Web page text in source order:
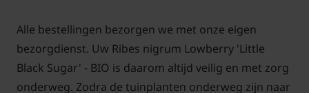
Belangrijke info: Deze plant is biologisch
gekweekt door een, door SKAL gecertificeerde,
Alle bestellingen bezorgen we met onze eigen
bezorgdienst. Uw Ribes nigrum Lowberry 'Little
Black Sugar' - BIO is daarom altijd veilig en met zorg
onderweg. Zodra de tuinplanten onderweg zijn naar